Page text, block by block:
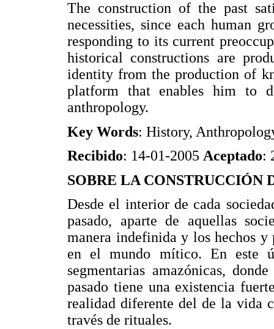
The construction of the past
necessities, since each human
responding to its current
historical constructions are
identity from the production of
platform that enables him to
anthropology.
Key Words: History,
Recibido: 14-01-2005 Aceptado:
SOBRE LA CONSTRUCCIÓN
Desde el interior de cada
pasado, aparte de aquellas
manera indefinida y los hechos y
en el mundo mítico. En este
segmentarias amazónicas,
pasado tiene una existencia
realidad diferente del de la vida
través de rituales.